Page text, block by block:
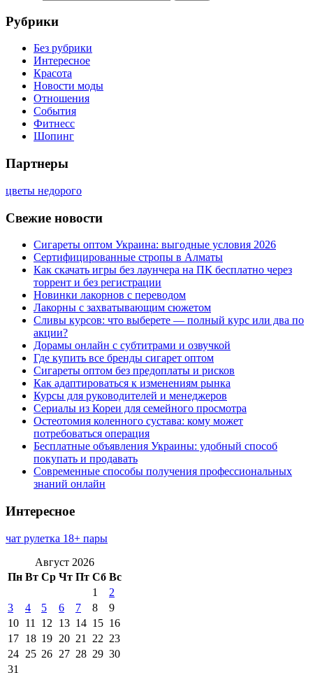
Рубрики
Без рубрики
Интересное
Красота
Новости моды
Отношения
События
Фитнесс
Шопинг
Партнеры
цветы недорого
Свежие новости
Сигареты оптом Украина: выгодные условия 2026
Сертифицированные стропы в Алматы
Как скачать игры без лаунчера на ПК бесплатно через
торрент и без регистрации
Новинки лакорнов с переводом
Лакорны с захватывающим сюжетом
Сливы курсов: что выберете — полный курс или два по
акции?
Дорамы онлайн с субтитрами и озвучкой
Где купить все бренды сигарет оптом
Сигареты оптом без предоплаты и рисков
Как адаптироваться к изменениям рынка
Курсы для руководителей и менеджеров
Сериалы из Кореи для семейного просмотра
Остеотомия коленного сустава: кому может
потребоваться операция
Бесплатные объявления Украины: удобный способ
покупать и продавать
Современные способы получения профессиональных
знаний онлайн
Интересное
чат рулетка 18+ пары
Август 2026
Пн Вт Ср Чт Пт Сб Вс
1
2
3
4 5 6 7 8
9
10 11 12 13 14 15 16
17 18 19 20 21 22 23
24 25 26 27 28 29 30
31